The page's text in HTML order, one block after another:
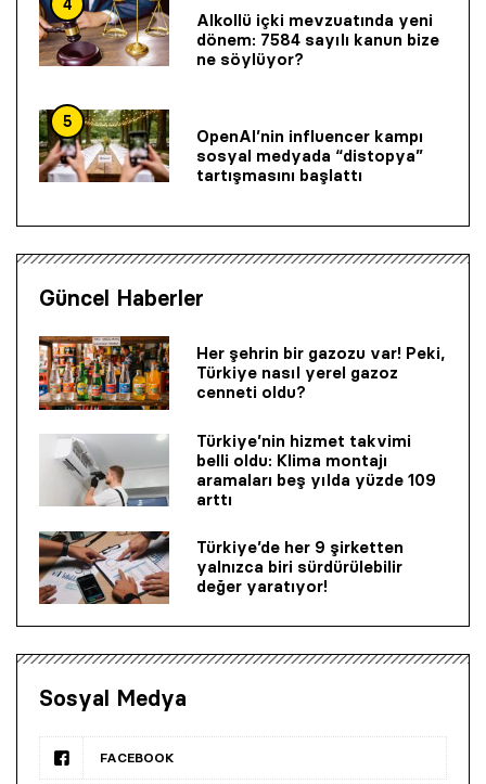
4
Alkollü içki mevzuatında yeni
dönem: 7584 sayılı kanun bize
ne söylüyor?
5
OpenAI’nin influencer kampı
sosyal medyada “distopya”
tartışmasını başlattı
Güncel Haberler
Her şehrin bir gazozu var! Peki,
Türkiye nasıl yerel gazoz
cenneti oldu?
Türkiye’nin hizmet takvimi
belli oldu: Klima montajı
aramaları beş yılda yüzde 109
arttı
Türkiye’de her 9 şirketten
yalnızca biri sürdürülebilir
değer yaratıyor!
Sosyal Medya
FACEBOOK